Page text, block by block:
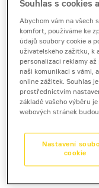
1 - 22 dnů
3 160 Kč bez DPH
3 823 Kč s DPH
23 a více dnů
2 710 Kč bez DPH
3 279 Kč s DPH
Kauce
Souhlas s cookies
Abychom vám na všech
komfort, používáme ke
údajů soubory cookie a
uživatelského zážitku, k
personalizaci reklamy
naši komunikaci s vámi,
online zážitek. Souhlas
prostřednictvím
základě vašeho výběru
webových stránek
Nastavení
cookie